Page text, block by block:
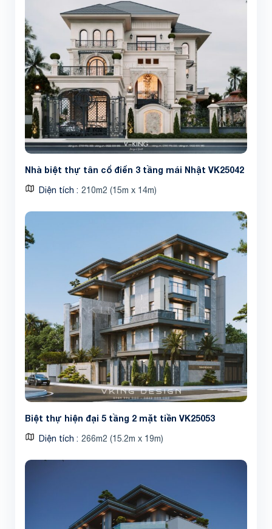
Nhà biệt thự tân cổ điển 3 tầng mái Nhật VK25042
Diện tích 210m2 (15m x 14m)
Biệt thự hiện đại 5 tầng 2 mặt tiền VK25053
Diện tích 266m2 (15.2m x 19m)